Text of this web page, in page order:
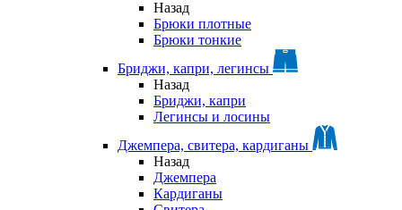
Назад
Брюки плотные
Брюки тонкие
Бриджи, капри, легинсы
Назад
Бриджи, капри
Легинсы и лосины
Джемпера, свитера, кардиганы
Назад
Джемпера
Кардиганы